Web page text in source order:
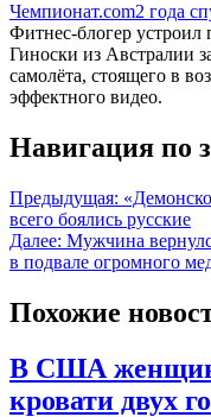
Чемпионат.com2 года
Фитнес-блогер устроил
Гиноски из Австралии
самолёта, стоящего в
эффектного видео.
Навигация по
Предыдущая:
всего боялись русские
Далее: Мужчина
в подвале огромного
Похожие
В США
кровати двух